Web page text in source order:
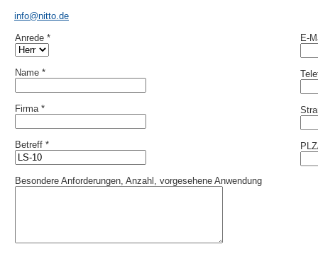
info@nitto.de
Anrede *
Name *
Firma *
Betreff *
Besondere Anforderungen, Anzahl, vorgesehene Anwendung
E-